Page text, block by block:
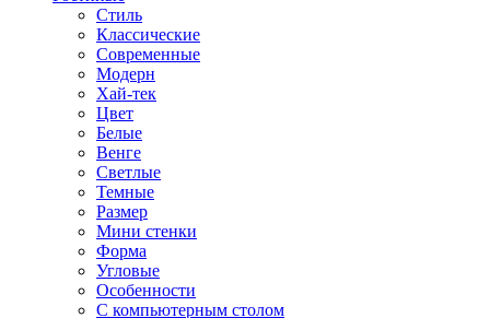
Стиль
Классические
Современные
Модерн
Хай-тек
Цвет
Белые
Венге
Светлые
Темные
Размер
Мини стенки
Форма
Угловые
Особенности
С компьютерным столом